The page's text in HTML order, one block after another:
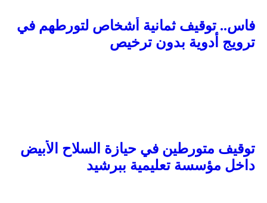
فاس.. توقيف ثمانية أشخاص لتورطهم في
ترويج أدوية بدون ترخيص
توقيف متورطين في حيازة السلاح الأبيض
داخل مؤسسة تعليمية ببرشيد